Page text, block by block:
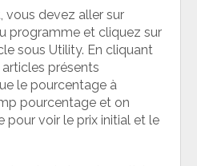
vous devez aller sur
programme et cliquez sur
sous Utility. En cliquant
présents
le pourcentage à
pourcentage et on
pour voir le prix initial et le